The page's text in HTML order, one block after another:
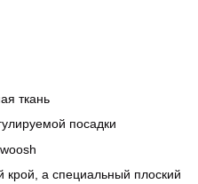
ткань
посадки
крой, а специальный плоский